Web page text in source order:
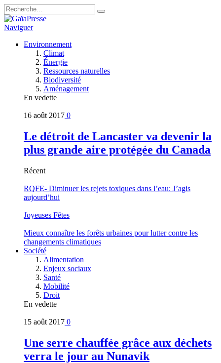
Naviguer
Environnement
Climat
Énergie
Ressources naturelles
Biodiversité
Aménagement
En vedette
16 août 2017 0
Le détroit de Lancaster va devenir la
plus grande aire protégée du Canada
Récent
RQFE- Diminuer les rejets toxiques dans l’eau: J’agis
aujourd’hui
Joyeuses Fêtes
Mieux connaître les forêts urbaines pour lutter contre les
changements climatiques
Société
Alimentation
Enjeux sociaux
Santé
Mobilité
Droit
En vedette
15 août 2017 0
Une serre chauffée grâce aux déchets
verra le jour au Nunavik